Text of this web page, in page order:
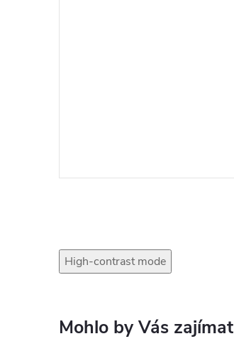
High-contrast mode